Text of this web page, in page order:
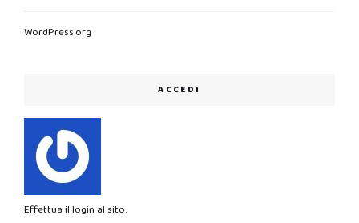
WordPress.org
ACCEDI
Effettua il login al sito.